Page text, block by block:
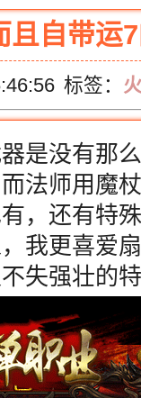
且自带运
标签：
是没有那
法师用魔
，还有特
我更喜爱
失强壮的